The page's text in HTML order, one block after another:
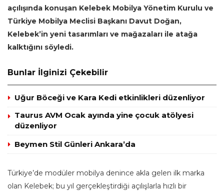
açılışında konuşan Kelebek Mobilya Yönetim Kurulu ve
Türkiye Mobilya Meclisi Başkanı Davut Doğan,
Kelebek’in yeni tasarımları ve mağazaları ile atağa
kalktığını söyledi.
Bunlar İlginizi Çekebilir
Uğur Böceği ve Kara Kedi etkinlikleri düzenliyor
Taurus AVM Ocak ayında yine çocuk atölyesi
düzenliyor
Beymen Stil Günleri Ankara’da
Türkiye’de modüler mobilya denince akla gelen ilk marka
olan Kelebek; bu yıl gerçekleştirdiği açılışlarla hızlı bir